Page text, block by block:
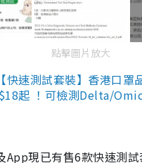
點擊圖片放大
快速測試套裝】香港口罩
起 ！可檢測Delta/
App現已有售6款快速測